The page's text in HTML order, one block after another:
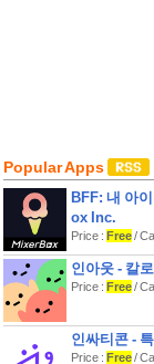
Popular Apps
BFF: 내 아
ox Inc.
Price : Free/
인아웃 - 칼
Price : Free/
인싸티콘 -
Price : Free/